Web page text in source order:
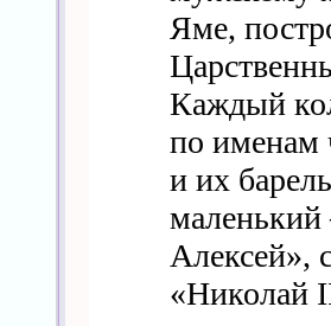
Яме,
Каждый
по именам
и их
«Николай